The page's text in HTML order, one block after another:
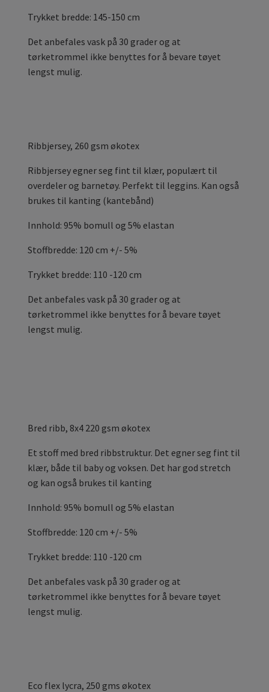
Trykket bredde: 145-150 cm
Det anbefales vask på 30 grader og at
tørketrommel ikke benyttes for å bevare tøyet
lengst mulig.
Ribbjersey, 260 gsm økotex
Ribbjersey egner seg fint til klær, populært til
overdeler og barnetøy. Perfekt til leggins. Kan også
brukes til kanting (kantebånd)
Innhold: 95% bomull og 5% elastan
Stoffbredde: 120 cm +/- 5%
Trykket bredde: 110 -120 cm
Det anbefales vask på 30 grader og at
tørketrommel ikke benyttes for å bevare tøyet
lengst mulig.
Bred ribb, 8x4 220 gsm økotex
Et stoff med bred ribbstruktur. Det egner seg fint til
klær, både til baby og voksen. Det har god stretch
og kan også brukes til kanting
Innhold: 95% bomull og 5% elastan
Stoffbredde: 120 cm +/- 5%
Trykket bredde: 110 -120 cm
Det anbefales vask på 30 grader og at
tørketrommel ikke benyttes for å bevare tøyet
lengst mulig.
Eco flex lycra, 250 gms økotex